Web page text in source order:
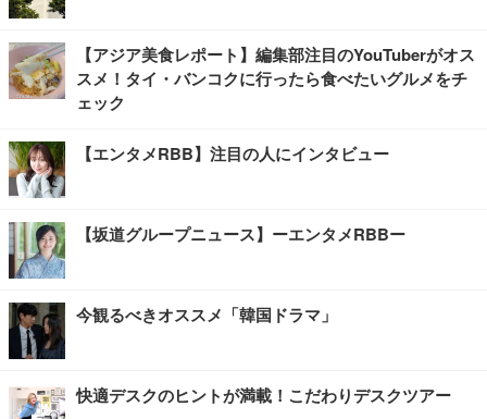
【アジア美食レポート】編集部注目のYouTuberがオス
スメ！タイ・バンコクに行ったら食べたいグルメをチ
ェック
【エンタメRBB】注目の人にインタビュー
【坂道グループニュース】ーエンタメRBBー
今観るべきオススメ「韓国ドラマ」
快適デスクのヒントが満載！こだわりデスクツアー